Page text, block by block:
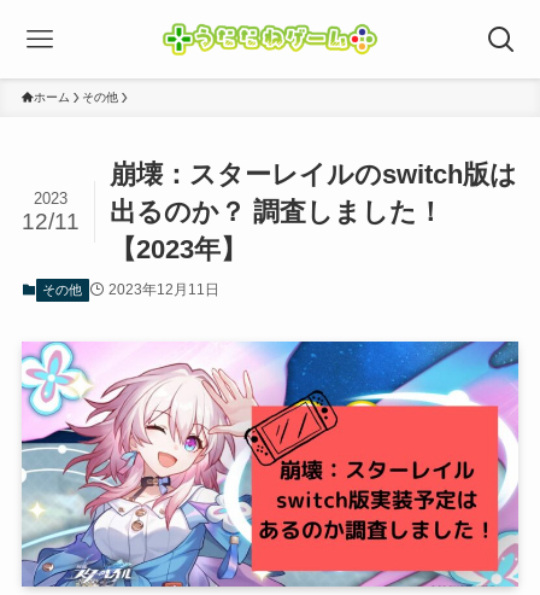
ホーム その他
崩壊：スターレイルのswitch版は
出るのか？ 調査しました！
【2023年】
2023
12/11
その他 2023年12月11日